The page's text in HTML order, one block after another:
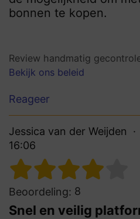
bonnen te kopen.
Review handmatig
Bekijk ons beleid
Reageer
Jessica van der Weijden
16:06
Beoordeling: 8
Snel en veilig